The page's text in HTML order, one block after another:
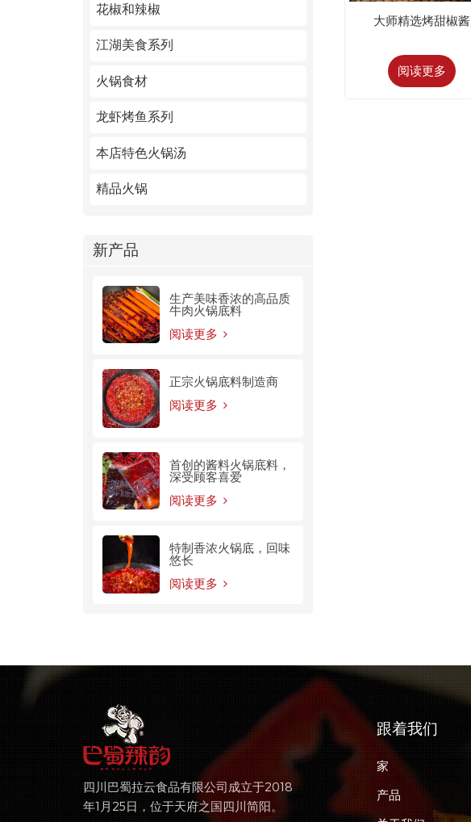
花椒和辣椒
江湖美食系列
火锅食材
龙虾烤鱼系列
本店特色火锅汤
精品火锅
新产品
生产美味香浓的高品质
牛肉火锅底料
阅读更多
正宗火锅底料制造商
阅读更多
首创的酱料火锅底料，
深受顾客喜爱
阅读更多
特制香浓火锅底，回味
悠长
阅读更多
大师精选烤甜椒酱
阅读更多
四川巴蜀拉云食品有限公司成立于2018
年1月25日，位于天府之国四川简阳。
跟着我们
家
产品